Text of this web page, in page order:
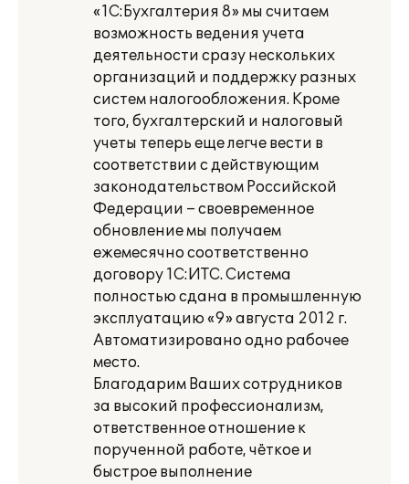
«1С:Бухгалтерия 8» мы считаем
возможность ведения учета
деятельности сразу нескольких
организаций и поддержку разных
систем налогообложения. Кроме
того, бухгалтерский и налоговый
учеты теперь еще легче вести в
соответствии с действующим
законодательством Российской
Федерации – своевременное
обновление мы получаем
ежемесячно соответственно
договору 1С:ИТС. Система
полностью сдана в промышленную
эксплуатацию «9» августа 2012 г.
Автоматизировано одно рабочее
место.
Благодарим Ваших сотрудников
за высокий профессионализм,
ответственное отношение к
порученной работе, чёткое и
быстрое выполнение